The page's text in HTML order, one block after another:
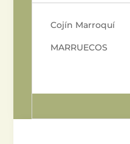
Cojín Marroquí
MARRUECOS